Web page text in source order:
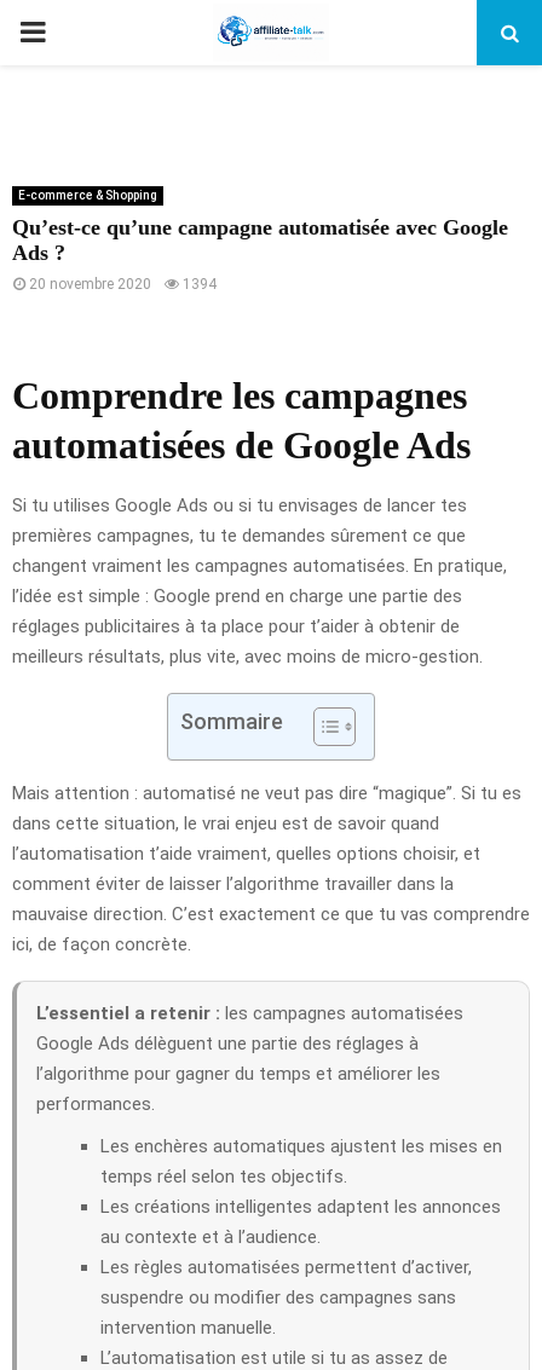
PRIMARY
E-commerce & Shopping
Qu’est-ce qu’une campagne automatisée avec Google
Ads ?
20 novembre 2020 1394
Comprendre les campagnes
automatisées de Google Ads
Si tu utilises Google Ads ou si tu envisages de lancer tes
premières campagnes, tu te demandes sûrement ce que
changent vraiment les campagnes automatisées. En pratique,
l’idée est simple : Google prend en charge une partie des
réglages publicitaires à ta place pour t’aider à obtenir de
meilleurs résultats, plus vite, avec moins de micro-gestion.
Sommaire
Mais attention : automatisé ne veut pas dire “magique”. Si tu es
dans cette situation, le vrai enjeu est de savoir quand
l’automatisation t’aide vraiment, quelles options choisir, et
comment éviter de laisser l’algorithme travailler dans la
mauvaise direction. C’est exactement ce que tu vas comprendre
ici, de façon concrète.
L’essentiel a retenir : les campagnes automatisées
Google Ads délèguent une partie des réglages à
l’algorithme pour gagner du temps et améliorer les
performances.
Les enchères automatiques ajustent les mises en
temps réel selon tes objectifs.
Les créations intelligentes adaptent les annonces
au contexte et à l’audience.
Les règles automatisées permettent d’activer,
suspendre ou modifier des campagnes sans
intervention manuelle.
L’automatisation est utile si tu as assez de